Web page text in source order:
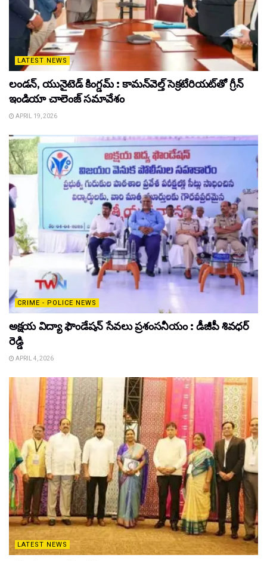
LATEST NEWS
లండన్, యునైటెడ్ కింగ్డమ్ : కామన్‌వెల్త్ సెక్రటేరియట్‌తో గ్రీన్
ఇండియా చాలెంజ్ సమావేశం
APRIL 19, 2026
CRIME - POLICE NEWS
అక్షయ విద్యా ఫౌండేషన్ సేవలు ప్రశంసనీయం : డీజీపీ శివధర్
రెడ్డి
APRIL 4, 2026
LATEST NEWS